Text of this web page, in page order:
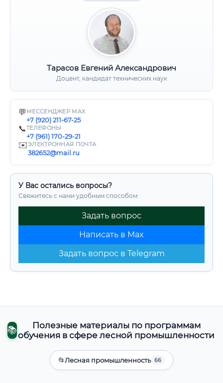
Тарасов Евгений Александрович
Доцент, кандидат технических наук
💬 МЕССЕНДЖЕР MAX
+7 (920) 211-67-25
📞ТЕЛЕФОНЫ
+7 (961) 170-29-21
✉️ЭЛЕКТРОННАЯ ПОЧТА
382652@mail.ru
У Вас остались вопросы?
Свяжитесь с нами удобным способом:
Задать вопрос
Написать в Max
Задать вопрос в Telegram
📚
Полезные материалы по программам
обучения в сфере лесной промышленности
📂Лесная промышленность 66